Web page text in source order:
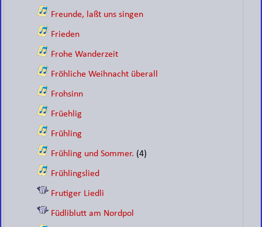
Freunde, laßt uns singen
Frieden
Frohe Wanderzeit
Fröhliche Weihnacht überall
Frohsinn
Früehlig
Frühling
Frühling und Sommer. (4)
Frühlingslied
Frutiger Liedli
Füdliblutt am Nordpol